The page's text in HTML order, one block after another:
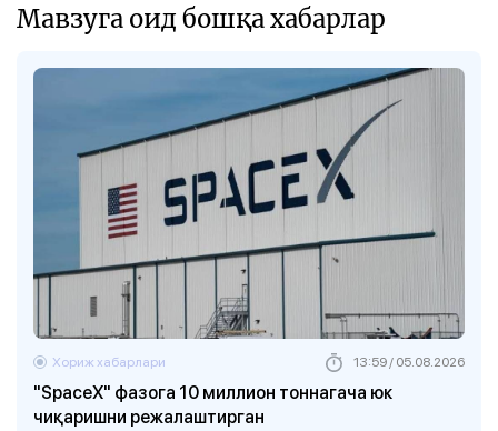
Мавзуга оид бошқа хабарлар
"SpaceX" фазога 10 миллион тоннагача юк
чиқаришни режалаштирган
Хориж хабарлари 13:59 / 05.08.2026